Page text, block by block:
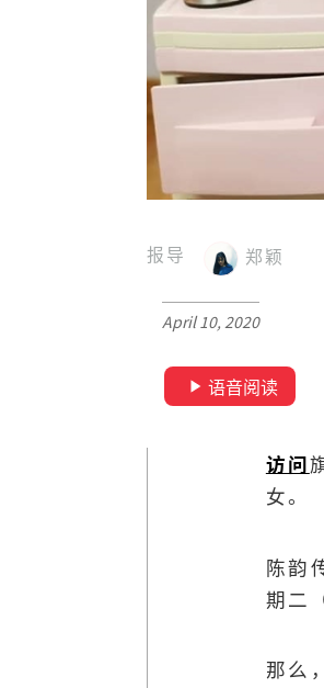
报导 郑颖
April 10, 2020
语音阅读
访问
女。
陈韵
期二
那么